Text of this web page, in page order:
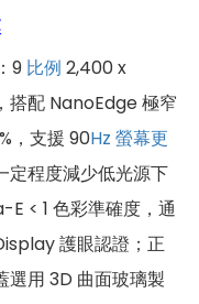
9 比例 2,400 x
搭配 NanoEdge 極窄
，支援 90Hz 螢幕更
定程度減少低光源下
< 1 色彩準確度，通
護眼認證；正
選用 3D 曲面玻璃製